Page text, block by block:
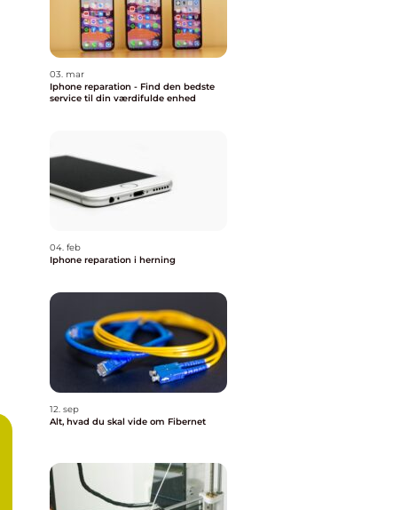
03. mar
Iphone reparation - Find den bedste
service til din værdifulde enhed
04. feb
Iphone reparation i herning
12. sep
Alt, hvad du skal vide om Fibernet